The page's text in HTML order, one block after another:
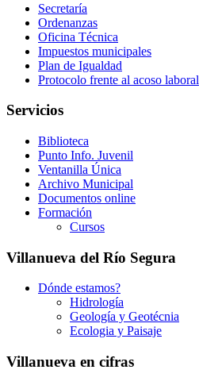
Secretaría
Ordenanzas
Oficina Técnica
Impuestos municipales
Plan de Igualdad
Protocolo frente al acoso laboral
Servicios
Biblioteca
Punto Info. Juvenil
Ventanilla Única
Archivo Municipal
Documentos online
Formación
Cursos
Villanueva del Río Segura
Dónde estamos?
Hidrología
Geología y Geotécnia
Ecologia y Paisaje
Villanueva en cifras